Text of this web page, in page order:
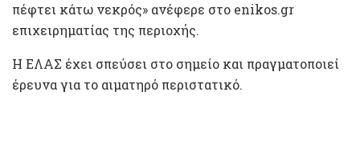
πέφτει κάτω νεκρός» ανέφερε στο enikos.gr
επιχειρηματίας της περιοχής.
Η ΕΛΑΣ έχει σπεύσει στο σημείο και πραγματοποιεί
έρευνα για το αιματηρό περιστατικό.